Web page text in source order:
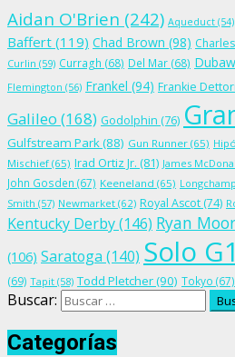
Aidan O'Brien (242) Aqueduct (54)
Baffert (119) Chad Brown (98)
Curlin (59) Curragh (68) Del Mar (68)
Flemington (56) Frankel (94) Frankie Dettori
Galileo (168) Godolphin (76)
Gulfstream Park(88) Gun Runner (65)
Mischief (65) Irad Ortiz Jr. (81) James
John Gosden (67) Keeneland (65) Longchamp
Smith (57) Newmarket (62) Royal Ascot (74)
Kentucky Derby(146) Ryan
(106) Saratoga (140) Solo G1
(69) Tapit (58) Todd Pletcher(90) Tokyo (67)
Buscar:
Categorías